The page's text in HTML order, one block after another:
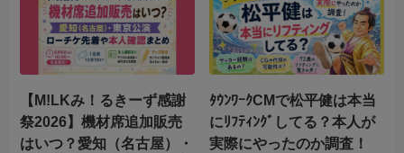
【M!LKみ！るきーず感謝
祭2026】機材席追加販売
はいつ？愛知（名古屋）・
ﾀｳﾝﾜｰｸCMで松平健は本当
にﾘﾌﾃｨﾝｸﾞしてる？本人が
実際にやったのか調査！